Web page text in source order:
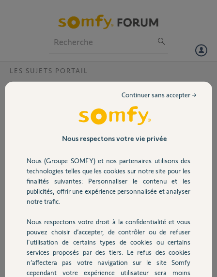
Volet
Sécurité
Domotique
Chauffage
Autres produits
LES SUJETS PORTAIL
Ouverture de mon portail battant
Lorsque je commande l’ouverture du portail battant, le 1er battant
et vient en butée puis repart légèrement. De ce fait le portail n’est pas
J’ai voulu recommencer la procédure mais je n’ai pas pu effacer les
réglages.
Merci,
il y a plus d'un an
Participer au fil de discussion
Nous respectons votre vie privée
Nous (Groupe SOMFY) et nos partenaires utilisons des
technologies telles que les cookies sur notre site pour les
finalités suivantes: Personnaliser le contenu et les
publicités, offrir une expérience personnalisée et analyser
notre trafic.
Nous respectons votre droit à la confidentialité et vous
pouvez choisir d’accepter, de contrôler ou de refuser
l'utilisation de certains types de cookies ou certains
services proposés par des tiers. Le refus des cookies
n’affectera pas votre navigation sur le site Somfy
cependant votre expérience utilisateur sera moins
Continuer sans accepter →